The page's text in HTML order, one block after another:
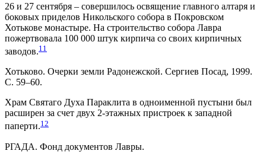
26 и 27 сентября – совершилось освящение главного алтаря и
боковых приделов Никольского собора в Покровском
Хотькове монастыре. На строительство собора Лавра
пожертвовала 100 000 штук кирпича со своих кирпичных
заводов.11
Хотьково. Очерки земли Радонежской. Сергиев Посад, 1999.
С. 59–60.
Храм Святаго Духа Параклита в одноименной пустыни был
расширен за счет двух 2-этажных пристроек к западной
паперти.12
РГАДА. Фонд документов Лавры.